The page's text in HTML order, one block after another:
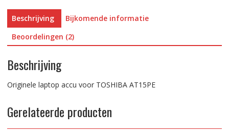
Beschrijving
Bijkomende informatie
Beoordelingen (2)
Beschrijving
Originele laptop accu voor TOSHIBA AT15PE
Gerelateerde producten